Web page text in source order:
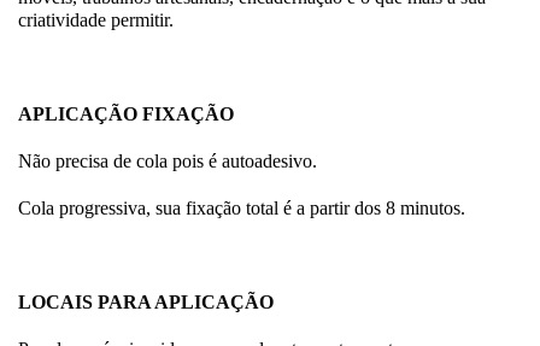
criatividade permitir.
APLICAÇÃO FIXAÇÃO
Não precisa de cola pois é autoadesivo.
Cola progressiva, sua fixação total é a partir dos 8 minutos.
LOCAIS PARA APLICAÇÃO